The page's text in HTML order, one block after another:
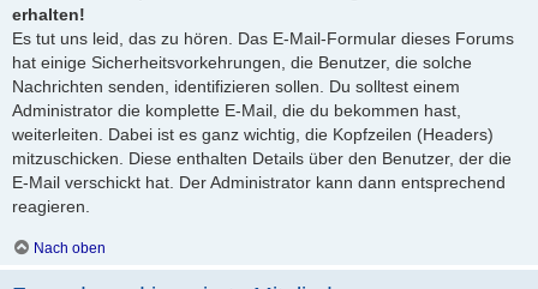
erhalten!
Es tut uns leid, das zu hören. Das E-Mail-Formular dieses Forums
hat einige Sicherheitsvorkehrungen, die Benutzer, die solche
Nachrichten senden, identifizieren sollen. Du solltest einem
Administrator die komplette E-Mail, die du bekommen hast,
weiterleiten. Dabei ist es ganz wichtig, die Kopfzeilen (Headers)
mitzuschicken. Diese enthalten Details über den Benutzer, der die
E-Mail verschickt hat. Der Administrator kann dann entsprechend
reagieren.
Nach oben